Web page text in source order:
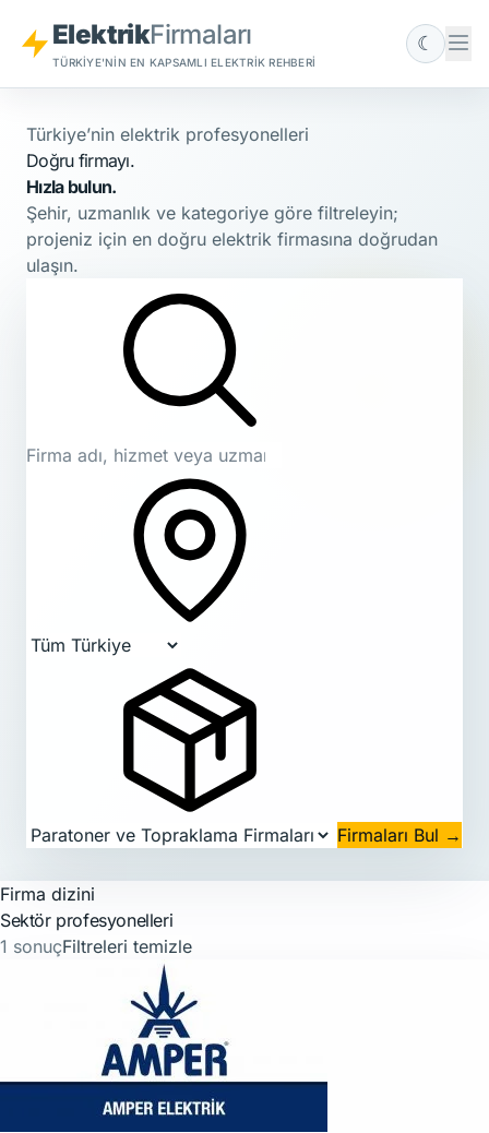
ElektrikFirmaları
TÜRKIYE'NIN EN KAPSAMLI ELEKTRIK REHBERI
☾
Türkiye’nin elektrik profesyonelleri
Doğru firmayı.
Hızla bulun.
Şehir, uzmanlık ve kategoriye göre filtreleyin;
projeniz için en doğru elektrik firmasına doğrudan
ulaşın.
Firmaları Bul →
Firma dizini
Sektör profesyonelleri
1 sonuçFiltreleri temizle